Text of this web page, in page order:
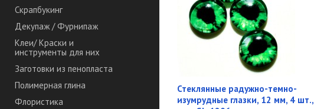
Скрапбукинг
Декупаж / Фурнипаж
Клеи/ Краски и
инструменты для них
Заготовки из пенопласта
Полимерная глина
Флористика
Стеклянные радужно-темно-
изумрудные глазки, 12 мм, 4 шт.,